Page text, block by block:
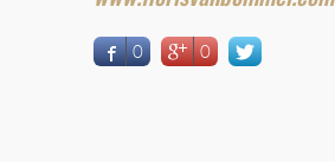
0 0